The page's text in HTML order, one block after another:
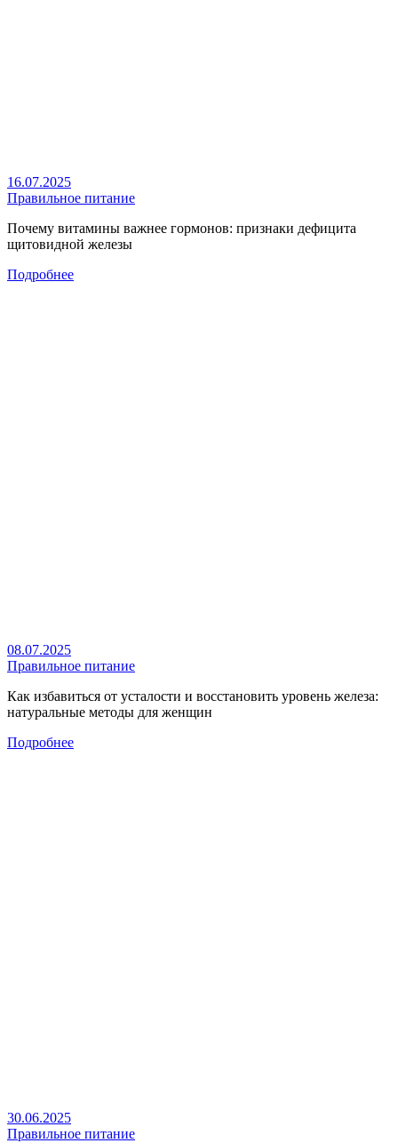
16.07.2025
Правильное питание
Почему витамины важнее гормонов: признаки дефицита
щитовидной железы
Подробнее
08.07.2025
Правильное питание
Как избавиться от усталости и восстановить уровень железа:
натуральные методы для женщин
Подробнее
30.06.2025
Правильное питание